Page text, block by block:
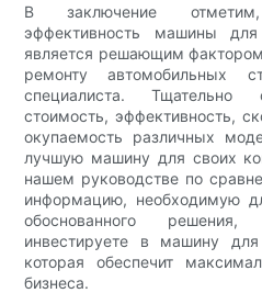
В заключение
эффективность машины
является решающим
ремонту автомобильных
специалиста. Тщательно
стоимость, эффективность,
окупаемость различных
лучшую машину для своих
нашем руководстве по
информацию, необходимую
обоснованного
инвестируете в машину
которая обеспечит
бизнеса.